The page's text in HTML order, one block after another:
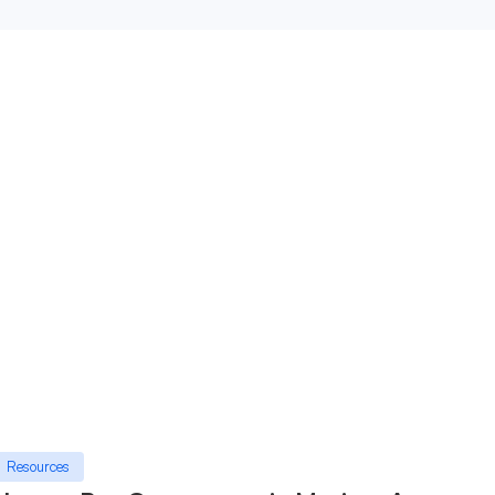
Resources